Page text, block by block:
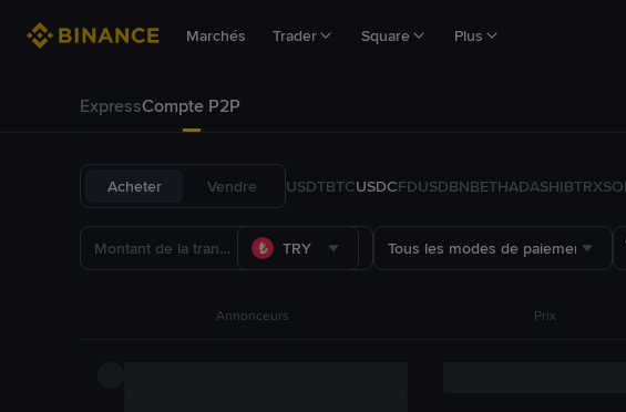
Marchés Trader Square Plus
ExpressCompte P2P
Acheter Vendre USDTBTCUSDCFDUSDBNBETHADASHIBTRX
TRY Tous les modes de paiement
Annonceurs Prix